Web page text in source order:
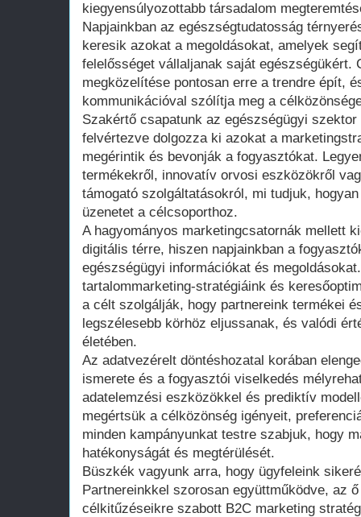
kiegyensúlyozottabb társadalom
Napjainkban az egészségtudatosság
keresik azokat a megoldásokat, amelyek
felelősséget vállaljanak saját egészségükért.
megközelítése pontosan erre a trendre épít,
kommunikációval szólítja meg a
Szakértő csapatunk az egészségügyi
felvértezve dolgozza ki azokat a
megérintik és bevonják a fogyasztókat.
termékekről, innovatív orvosi eszközökről
támogató szolgáltatásokról, mi tudjuk,
üzenetet a célcsoporthoz.
A hagyományos marketingcsatornák mellett
digitális térre, hiszen napjainkban a
egészségügyi információkat és
tartalommarketing-stratégiáink és
a célt szolgálják, hogy partnereink termékei
legszélesebb körhöz eljussanak, és valódi
életében.
Az adatvezérelt döntéshozatal korában
ismerete és a fogyasztói viselkedés
adatelemzési eszközökkel és prediktív
megértsük a célközönség igényeit,
minden kampányunkat testre szabjuk, hogy
hatékonyságát és megtérülését.
Büszkék vagyunk arra, hogy ügyfeleink
Partnereinkkel szorosan együttműködve, az
célkitűzéseikre szabott B2C marketing